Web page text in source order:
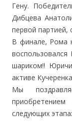
Гену.
Дибцева
первой партией,
В финале, Рома
шариком!!
активе
Мы
следующих